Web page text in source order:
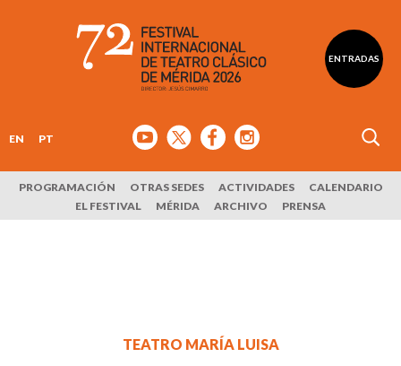
ENTRADAS
EN PT
PROGRAMACIÓN OTRAS SEDES ACTIVIDADES
CALENDARIO
EL FESTIVAL
MÉRIDA ARCHIVO PRENSA
TEATRO MARÍA LUISA